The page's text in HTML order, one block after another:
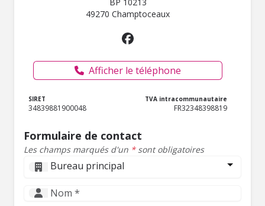
49270 Champtoceaux
Afficher le téléphone
SIRET
34839881900048
TVA intracommunautaire
FR32348398819
Formulaire de contact
Les champs marqués d'un *sont obligatoires
Bureau principal